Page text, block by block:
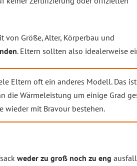
Größe, Alter, Körperbau und
. Eltern sollten also idealerweise
Eltern oft ein anderes Modell. Das
die Wärmeleistung um einige Grad
wieder mit Bravour bestehen.
weder zu groß noch zu eng